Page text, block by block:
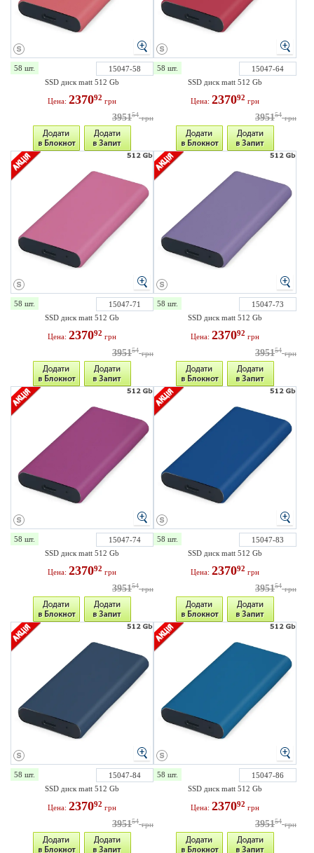
58 шт.
15047-58
SSD диск matt 512 Gb
Цена: 237092 грн
395154 грн
58 шт.
15047-64
SSD диск matt 512 Gb
Цена: 237092 грн
395154 грн
58 шт.
15047-71
SSD диск matt 512 Gb
Цена: 237092 грн
395154 грн
58 шт.
15047-73
SSD диск matt 512 Gb
Цена: 237092 грн
395154 грн
58 шт.
15047-74
SSD диск matt 512 Gb
Цена: 237092 грн
395154 грн
58 шт.
15047-83
SSD диск matt 512 Gb
Цена: 237092 грн
395154 грн
58 шт.
15047-84
SSD диск matt 512 Gb
Цена: 237092 грн
395154 грн
58 шт.
15047-86
SSD диск matt 512 Gb
Цена: 237092 грн
395154 грн